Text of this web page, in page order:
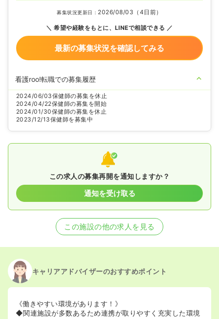
募集状況更新日： 2026/08/03（4日前）
希望や経験をもとに、LINEで相談できる
最新の募集状況を確認してみる
看護roo!転職での募集履歴
2024/06/03保健師の募集を休止
2024/04/22保健師の募集を開始
2024/01/30保健師の募集を休止
2023/12/13保健師を募集中
この求人の募集再開を通知しますか？
通知を受け取る
この施設の他の求人を見る
キャリアアドバイザーのおすすめポイント
《働きやすい環境があります！》
◆関連施設が多数あるため連携が取りやすく充実した環境